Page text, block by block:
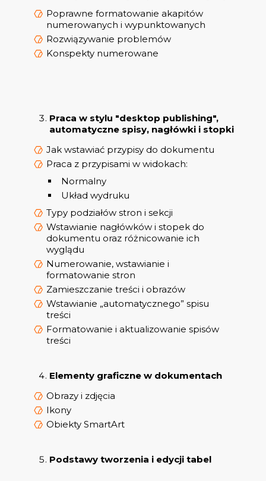
Poprawne formatowanie akapitów
numerowanych i wypunktowanych
Rozwiązywanie problemów
Konspekty numerowane
Praca w stylu "desktop publishing",
automatyczne spisy, nagłówki i stopki
Jak wstawiać przypisy do dokumentu
Praca z przypisami w widokach:
Normalny
Układ wydruku
Typy podziałów stron i sekcji
Wstawianie nagłówków i stopek do
dokumentu oraz różnicowanie ich
wyglądu
Numerowanie, wstawianie i
formatowanie stron
Zamieszczanie treści i obrazów
Wstawianie „automatycznego” spisu
treści
Formatowanie i aktualizowanie spisów
treści
Elementy graficzne w dokumentach
Obrazy i zdjęcia
Ikony
Obiekty SmartArt
Podstawy tworzenia i edycji tabel